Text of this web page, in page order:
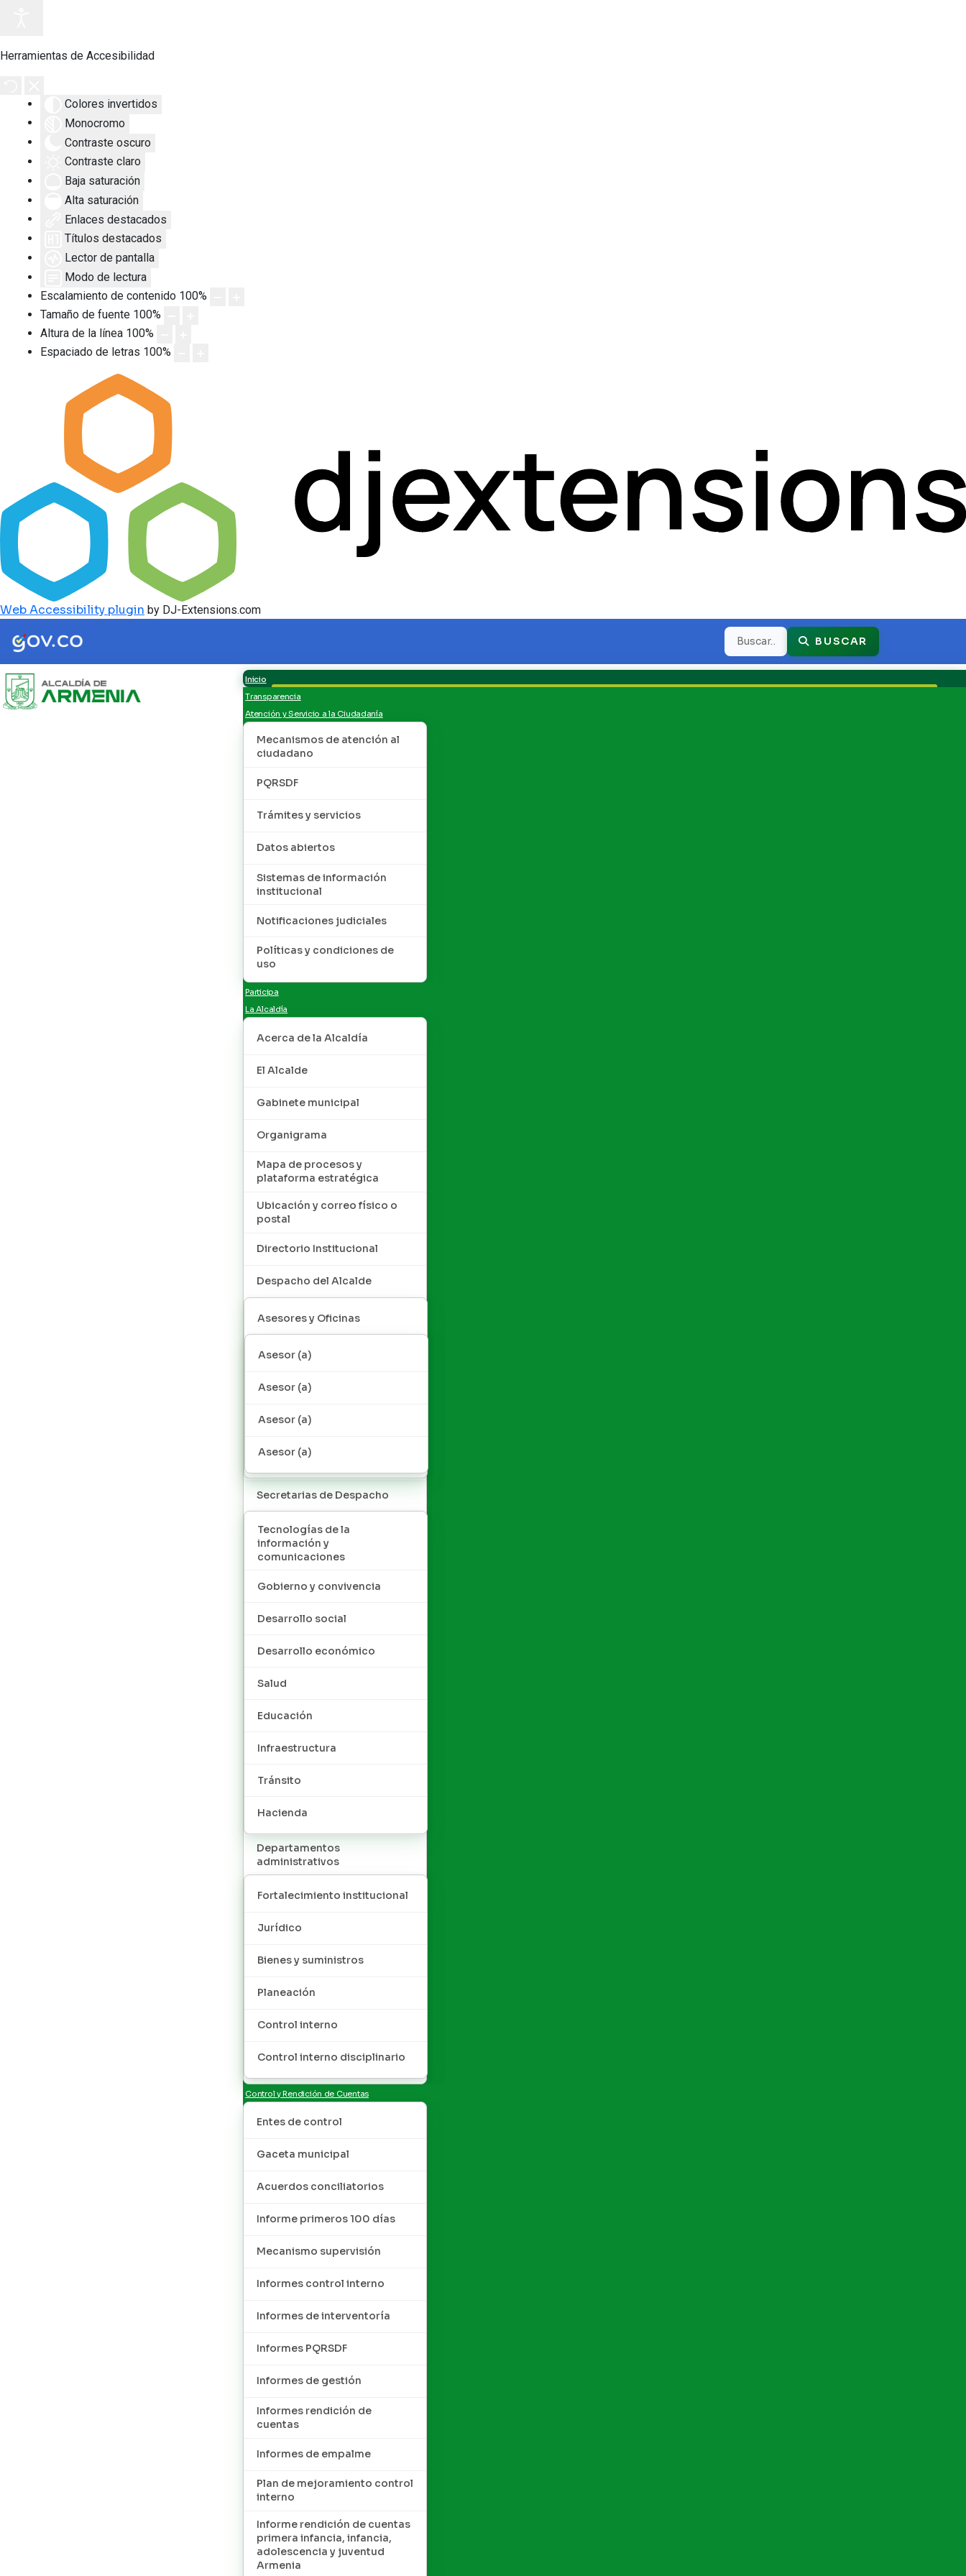
Herramientas de Accesibilidad
Colores invertidos
Monocromo
Contraste oscuro
Contraste claro
Baja saturación
Alta saturación
Enlaces destacados
Títulos destacados
Lector de pantalla
Modo de lectura
Escalamiento de contenido 100%
Tamaño de fuente 100%
Altura de la línea 100%
Espaciado de letras 100%
Web Accessibility plugin by DJ-Extensions.com
Buscar BUSCAR
Inicio
Transparencia
Atención y Servicio a la Ciudadanía
Mecanismos de atención al
ciudadano
PQRSDF
Trámites y servicios
Datos abiertos
Sistemas de información
institucional
Notificaciones judiciales
Políticas y condiciones de
uso
Participa
La Alcaldía
Acerca de la Alcaldía
El Alcalde
Gabinete municipal
Organigrama
Mapa de procesos y
plataforma estratégica
Ubicación y correo físico o
postal
Directorio Institucional
Despacho del Alcalde
Asesores y Oficinas
Asesor (a)
Asesor (a)
Asesor (a)
Asesor (a)
Secretarias de Despacho
Tecnologías de la
información y
comunicaciones
Gobierno y convivencia
Desarrollo social
Desarrollo económico
Salud
Educación
Infraestructura
Tránsito
Hacienda
Departamentos
administrativos
Fortalecimiento institucional
Jurídico
Bienes y suministros
Planeación
Control interno
Control interno disciplinario
Control y Rendición de Cuentas
Entes de control
Gaceta municipal
Acuerdos conciliatorios
Informe primeros 100 días
Mecanismo supervisión
Informes control interno
Informes de interventoría
Informes PQRSDF
Informes de gestión
Informes rendición de
cuentas
Informes de empalme
Plan de mejoramiento control
interno
Informe rendición de cuentas
primera infancia, infancia,
adolescencia y juventud
Armenia